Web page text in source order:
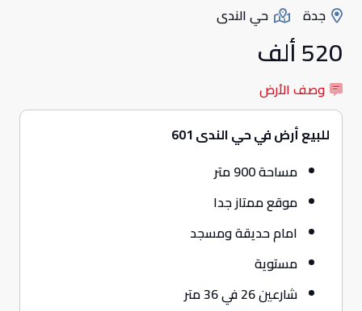
جدة حي الندى
520 ألف
وصف الأرض
للبيع أرض في حي الندى 601
مساحة 900 متر
موقع ممتاز جدا
امام حديقة ومسجد
مستوية
شارعين 26 في 36 متر